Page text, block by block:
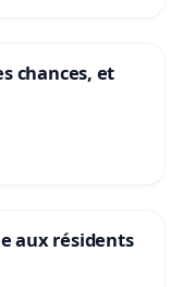
chances, et
aux résidents